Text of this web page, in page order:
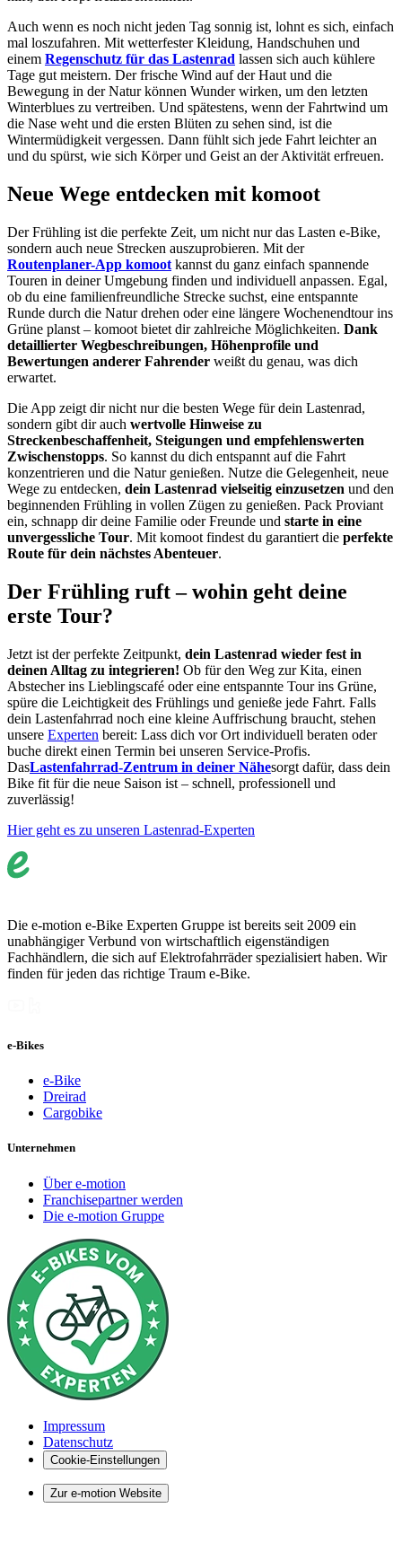
Auch wenn es noch nicht jeden Tag sonnig ist, lohnt es sich, einfach
mal loszufahren. Mit wetterfester Kleidung, Handschuhen und
einem Regenschutz für das Lastenrad lassen sich auch kühlere
Tage gut meistern. Der frische Wind auf der Haut und die
Bewegung in der Natur können Wunder wirken, um den letzten
Winterblues zu vertreiben. Und spätestens, wenn der Fahrtwind um
die Nase weht und die ersten Blüten zu sehen sind, ist die
Wintermüdigkeit vergessen. Dann fühlt sich jede Fahrt leichter an
und du spürst, wie sich Körper und Geist an der Aktivität erfreuen.
Neue Wege entdecken mit komoot
Der Frühling ist die perfekte Zeit, um nicht nur das Lasten e-Bike,
sondern auch neue Strecken auszuprobieren. Mit der
Routenplaner-App komoot kannst du ganz einfach spannende
Touren in deiner Umgebung finden und individuell anpassen. Egal,
ob du eine familienfreundliche Strecke suchst, eine entspannte
Runde durch die Natur drehen oder eine längere Wochenendtour ins
Grüne planst – komoot bietet dir zahlreiche Möglichkeiten. Dank
detaillierter Wegbeschreibungen, Höhenprofile und
Bewertungen anderer Fahrender weißt du genau, was dich
erwartet.
Die App zeigt dir nicht nur die besten Wege für dein Lastenrad,
sondern gibt dir auch wertvolle Hinweise zu
Streckenbeschaffenheit, Steigungen und empfehlenswerten
Zwischenstopps. So kannst du dich entspannt auf die Fahrt
konzentrieren und die Natur genießen. Nutze die Gelegenheit, neue
Wege zu entdecken, dein Lastenrad vielseitig einzusetzen und den
beginnenden Frühling in vollen Zügen zu genießen. Pack Proviant
ein, schnapp dir deine Familie oder Freunde und starte in eine
unvergessliche Tour. Mit komoot findest du garantiert die perfekte
Route für dein nächstes Abenteuer.
Der Frühling ruft – wohin geht deine
erste Tour?
Jetzt ist der perfekte Zeitpunkt, dein Lastenrad wieder fest in
deinen Alltag zu integrieren! Ob für den Weg zur Kita, einen
Abstecher ins Lieblingscafé oder eine entspannte Tour ins Grüne,
spüre die Leichtigkeit des Frühlings und genieße jede Fahrt. Falls
dein Lastenfahrrad noch eine kleine Auffrischung braucht, stehen
unsere Experten bereit: Lass dich vor Ort individuell beraten oder
buche direkt einen Termin bei unseren Service-Profis.
DasLastenfahrrad-Zentrum in deiner Nähesorgt dafür, dass dein
Bike fit für die neue Saison ist – schnell, professionell und
zuverlässig!
Hier geht es zu unseren Lastenrad-Experten
Die e-motion e-Bike Experten Gruppe ist bereits seit 2009 ein
unabhängiger Verbund von wirtschaftlich eigenständigen
Fachhändlern, die sich auf Elektrofahrräder spezialisiert haben. Wir
finden für jeden das richtige Traum e-Bike.
e-Bikes
e-Bike
Dreirad
Cargobike
Unternehmen
Über e-motion
Franchisepartner werden
Die e-motion Gruppe
Impressum
Datenschutz
Cookie-Einstellungen
Zur e-motion Website